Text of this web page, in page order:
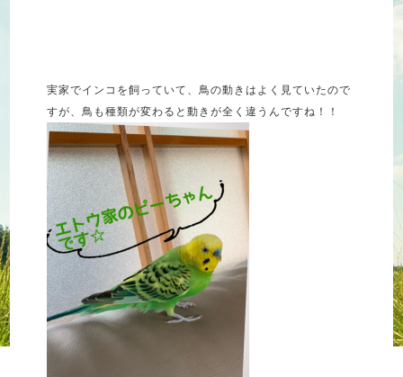
実家でインコを飼っていて、鳥の動きはよく見ていたので
すが、鳥も種類が変わると動きが全く違うんですね！！